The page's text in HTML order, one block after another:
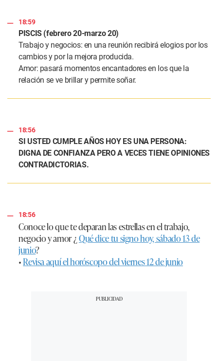
18:59
PISCIS (febrero 20-marzo 20)
Trabajo y negocios: en una reunión recibirá elogios por los
cambios y por la mejora producida.
Amor: pasará momentos encantadores en los que la
relación se ve brillar y permite soñar.
18:56
SI USTED CUMPLE AÑOS HOY ES UNA PERSONA:
DIGNA DE CONFIANZA PERO A VECES TIENE OPINIONES
CONTRADICTORIAS.
18:56
Conoce lo que te deparan las estrellas en el trabajo,
negocio y amor ¿Qué dice tu signo hoy, sábado 13 de
junio?
•Revisa aquí el horóscopo del viernes 12 de junio